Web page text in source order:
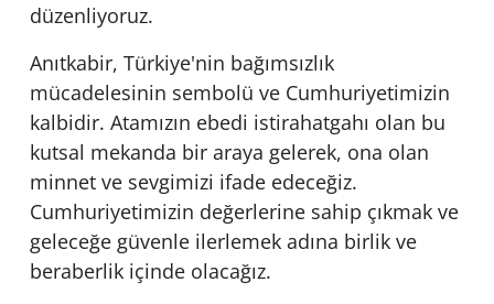
düzenliyoruz.
Anıtkabir, Türkiye'nin bağımsızlık
mücadelesinin sembolü ve Cumhuriyetimizin
kalbidir. Atamızın ebedi istirahatgahı olan bu
kutsal mekanda bir araya gelerek, ona olan
minnet ve sevgimizi ifade edeceğiz.
Cumhuriyetimizin değerlerine sahip çıkmak ve
geleceğe güvenle ilerlemek adına birlik ve
beraberlik içinde olacağız.